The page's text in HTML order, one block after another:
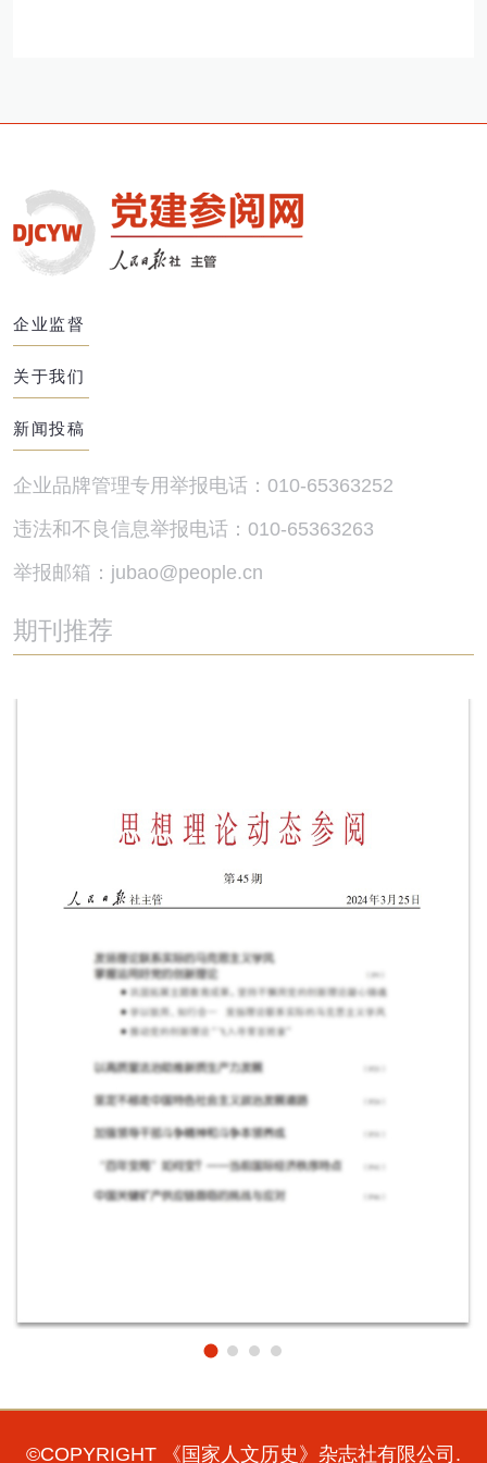
企业监督
关于我们
新闻投稿
企业品牌管理专用举报电话：010-65363252
违法和不良信息举报电话：010-65363263
举报邮箱：jubao@people.cn
期刊推荐
©COPYRIGHT 《国家人文历史》杂志社有限公司.